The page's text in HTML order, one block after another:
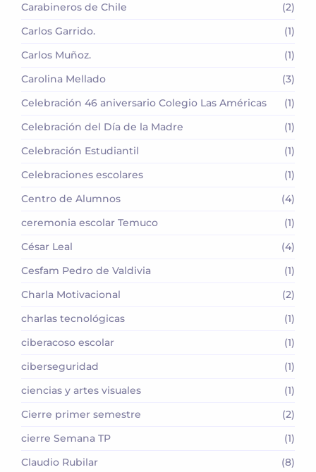
Carabineros de Chile
(2)
Carlos Garrido.
(1)
Carlos Muñoz.
(1)
Carolina Mellado
(3)
Celebración 46 aniversario Colegio Las Américas
(1)
Celebración del Día de la Madre
(1)
Celebración Estudiantil
(1)
Celebraciones escolares
(1)
Centro de Alumnos
(4)
ceremonia escolar Temuco
(1)
César Leal
(4)
Cesfam Pedro de Valdivia
(1)
Charla Motivacional
(2)
charlas tecnológicas
(1)
ciberacoso escolar
(1)
ciberseguridad
(1)
ciencias y artes visuales
(1)
Cierre primer semestre
(2)
cierre Semana TP
(1)
Claudio Rubilar
(8)